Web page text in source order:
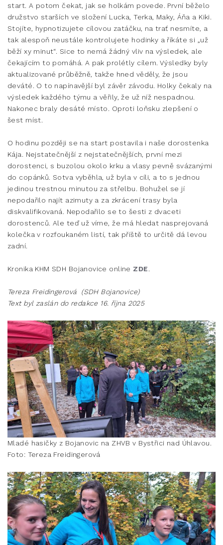
start. A potom čekat, jak se holkám povede. První běželo
družstvo starších ve složení Lucka, Terka, Maky, Áňa a Kiki.
Stojíte, hypnotizujete cílovou zatáčku, na trať nesmíte, a
tak alespoň neustále kontrolujete hodinky a říkáte si „už
běží xy minut“. Sice to nemá žádný vliv na výsledek, ale
čekajícím to pomáhá. A pak prolétly cílem. Výsledky byly
aktualizované průběžně, takže hned věděly, že jsou
deváté. O to napínavější byl závěr závodu. Holky čekaly na
výsledek každého týmu a věřily, že už níž nespadnou.
Nakonec braly desáté místo. Oproti loňsku zlepšení o
šest míst.
O hodinu později se na start postavila i naše dorostenka
Kája. Nejstatečnější z nejstatečnějších, první mezi
dorostenci, s buzolou okolo krku a vlasy pevně svázanými
do copánků. Sotva vyběhla, už byla v cíli, a to s jednou
jedinou trestnou minutou za střelbu. Bohužel se jí
nepodařilo najít azimuty a za zkrácení trasy byla
diskvalifikovaná. Nepodařilo se to šesti z dvaceti
dorostenců. Ale teď už víme, že má hledat nasprejovaná
kolečka v rozfoukaném listí, tak příště to určitě dá levou
zadní.
Kronika KHM SDH Bojanovice online ZDE.
Tereza Freidingerová (SDH Bojanovice)
Text byl zaslán do redakce 16. října 2025
Mladé hasičky z Bojanovic na ZHVB v Bystřici nad Úhlavou.
Foto: Tereza Freidingerová